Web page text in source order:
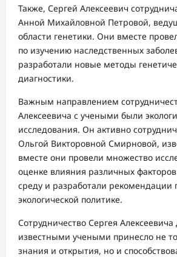
Также, Сергей Алексеевич
Анной Михайловной Петровой,
области генетики. Они вместе
по изучению наследственных
разработали новые методы
диагностики.
Важным направлением
Алексеевича с учеными были
исследования. Он активно
Ольгой Викторовной Смирновой,
вместе они провели множество
оценке влияния различных
среду и разработали рекомендации
экологической политике.
Сотрудничество Сергея Алексеевича
известными учеными принесло не
знания и открытия, но и